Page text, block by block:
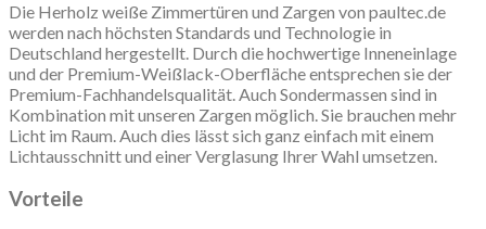
Die Herholz weiße Zimmertüren und Zargen von paultec.de
werden nach höchsten Standards und Technologie in
Deutschland hergestellt. Durch die hochwertige Inneneinlage
und der Premium-Weißlack-Oberfläche entsprechen sie der
Premium-Fachhandelsqualität. Auch Sondermassen sind in
Kombination mit unseren Zargen möglich. Sie brauchen mehr
Licht im Raum. Auch dies lässt sich ganz einfach mit einem
Lichtausschnitt und einer Verglasung Ihrer Wahl umsetzen.
Vorteile